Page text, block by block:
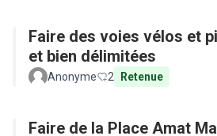
Faire des voies vélos et
et bien délimitées
Anonyme 2 Retenue
Faire de la Place Amat